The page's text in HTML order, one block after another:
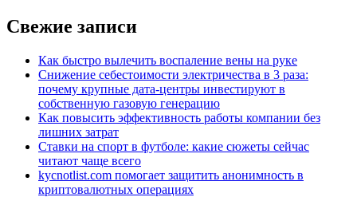
Свежие записи
Как быстро вылечить воспаление вены на руке
Снижение себестоимости электричества в 3 раза:
почему крупные дата-центры инвестируют в
собственную газовую генерацию
Как повысить эффективность работы компании без
лишних затрат
Ставки на спорт в футболе: какие сюжеты сейчас
читают чаще всего
kycnotlist.com помогает защитить анонимность в
криптовалютных операциях